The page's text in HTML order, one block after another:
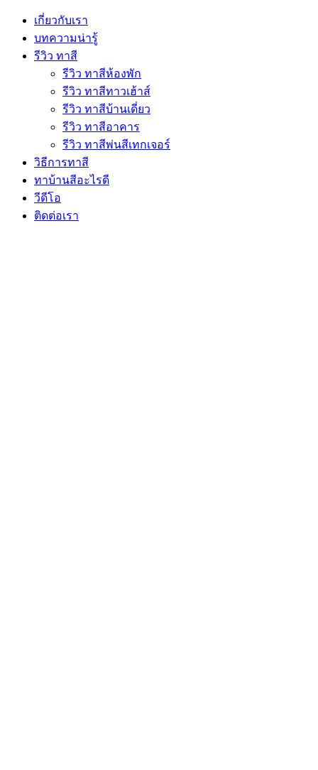
เกี่ยวกับเรา
บทความน่ารู้
รีวิว ทาสี
รีวิว ทาสีห้องพัก
รีวิว ทาสีทาวเฮ้าส์
รีวิว ทาสีบ้านเดี่ยว
รีวิว ทาสีอาคาร
รีวิว ทาสีพ่นสีเทกเจอร์
วิธีการทาสี
ทาบ้านสีอะไรดี
วีดีโอ
ติดต่อเรา